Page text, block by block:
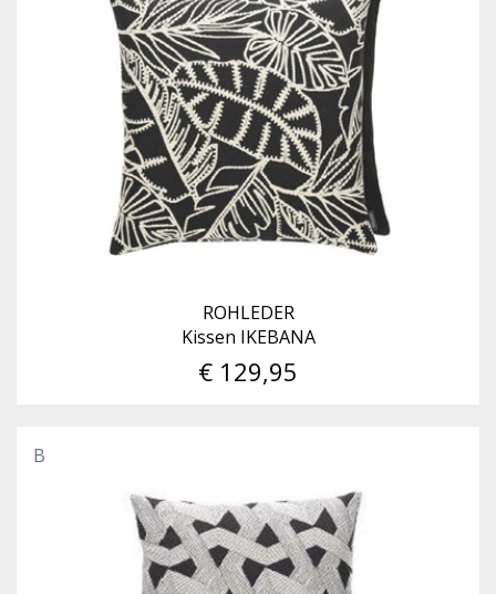
ROHLEDER
Kissen IKEBANA
€ 129,95
B